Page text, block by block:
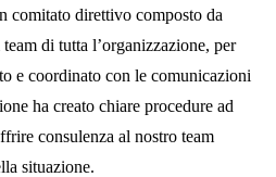
comitato direttivo composto da
di tutta l’organizzazione, per
e coordinato con le comunicazioni
ha creato chiare procedure ad
consulenza al nostro team
situazione.